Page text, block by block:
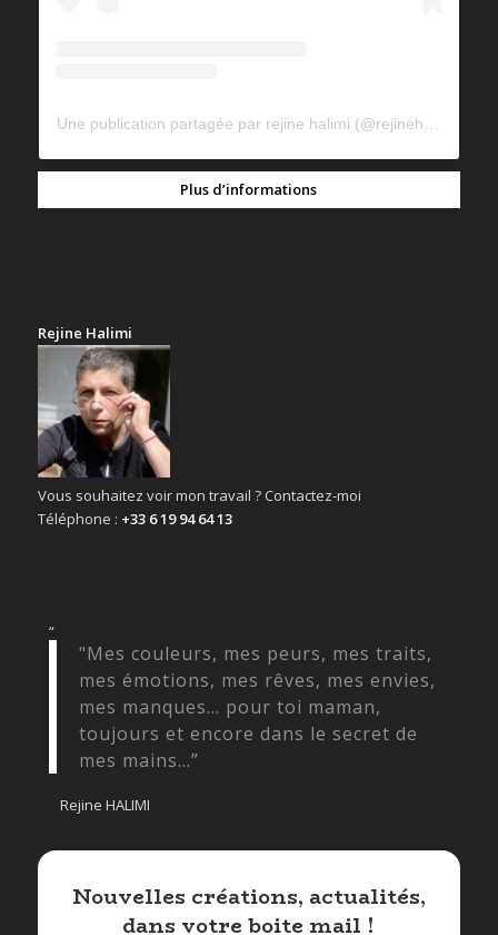
Plus d’informations
Rejine Halimi
Vous souhaitez voir mon travail ? Contactez-moi
Téléphone : +33 6 19 94 64 13
“
"Mes couleurs, mes peurs, mes traits,
mes émotions, mes rêves, mes envies,
mes manques... pour toi maman,
toujours et encore dans le secret de
mes mains...”
Rejine HALIMI
Nouvelles créations, actualités,
dans votre boite mail !